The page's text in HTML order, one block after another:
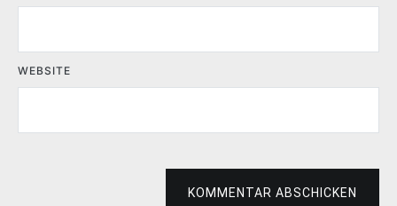
WEBSITE
KOMMENTAR ABSCHICKEN